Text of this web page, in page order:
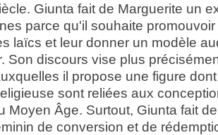
Giunta fait de Marguerite un
parce qu'il souhaite promouvoir
laïcs et leur donner un modèle
Son discours vise plus
il propose une figure
sont reliées aux
Moyen Âge. Surtout, Giunta fait
de conversion et de